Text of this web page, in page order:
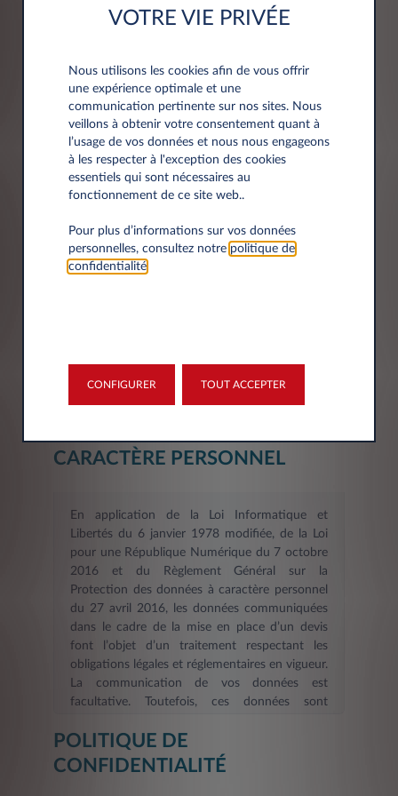
Adresse
Ville*
Département*
INFORMATION SUR LE
CARACTÈRE PERSONNEL
En application de la Loi Informatique et
Libertés du 6 janvier 1978 modifiée, de la Loi
pour une République Numérique du 7 octobre
2016 et du Règlement Général sur la
Protection des données à caractère personnel
du 27 avril 2016, les données communiquées
dans le cadre de la mise en place d’un devis
font l’objet d’un traitement respectant les
obligations légales et réglementaires en vigueur.
La communication de vos données est
facultative. Toutefois, ces données sont
d’information et/ou de devis en ligne. La durée
de validité des informations fournies est de six
POLITIQUE DE
CONFIDENTIALITÉ
VOTRE VIE PRIVÉE
Nous utilisons les cookies afin de vous offrir
une expérience optimale et une
communication pertinente sur nos sites. Nous
veillons à obtenir votre consentement quant à
l’usage de vos données et nous nous engageons
à les respecter à l'exception des cookies
essentiels qui sont nécessaires au
fonctionnement de ce site web..
Pour plus d’informations sur vos données
personnelles, consultez notre politique de
confidentialité.
CONFIGURER TOUT ACCEPTER